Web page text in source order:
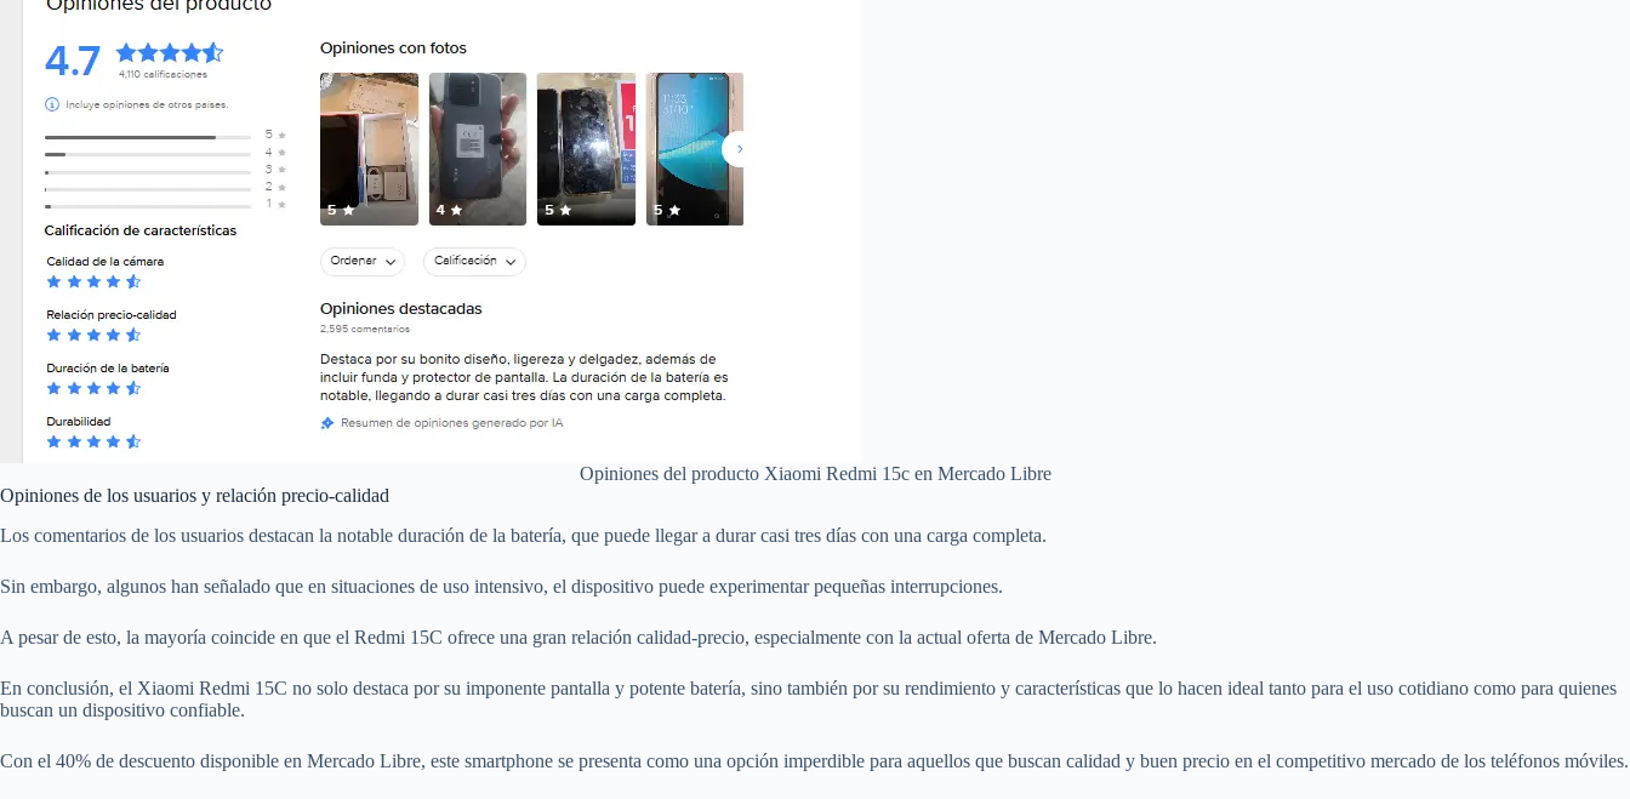
Opiniones del producto Xiaomi Redmi 15c en Mercado Libre
Opiniones de los usuarios y relación precio-calidad
Los comentarios de los usuarios destacan la notable duración de la batería, que puede llegar a durar casi tres días con una carga completa.
Sin embargo, algunos han señalado que en situaciones de uso intensivo, el dispositivo puede experimentar pequeñas interrupciones.
A pesar de esto, la mayoría coincide en que el Redmi 15C ofrece una gran relación calidad-precio, especialmente con la actual oferta de Mercado Libre.
En conclusión, el Xiaomi Redmi 15C no solo destaca por su imponente pantalla y potente batería, sino también por su rendimiento y características que lo hacen ideal tanto para el uso cotidiano como para quienes
buscan un dispositivo confiable.
Con el 40% de descuento disponible en Mercado Libre, este smartphone se presenta como una opción imperdible para aquellos que buscan calidad y buen precio en el competitivo mercado de los teléfonos móviles.